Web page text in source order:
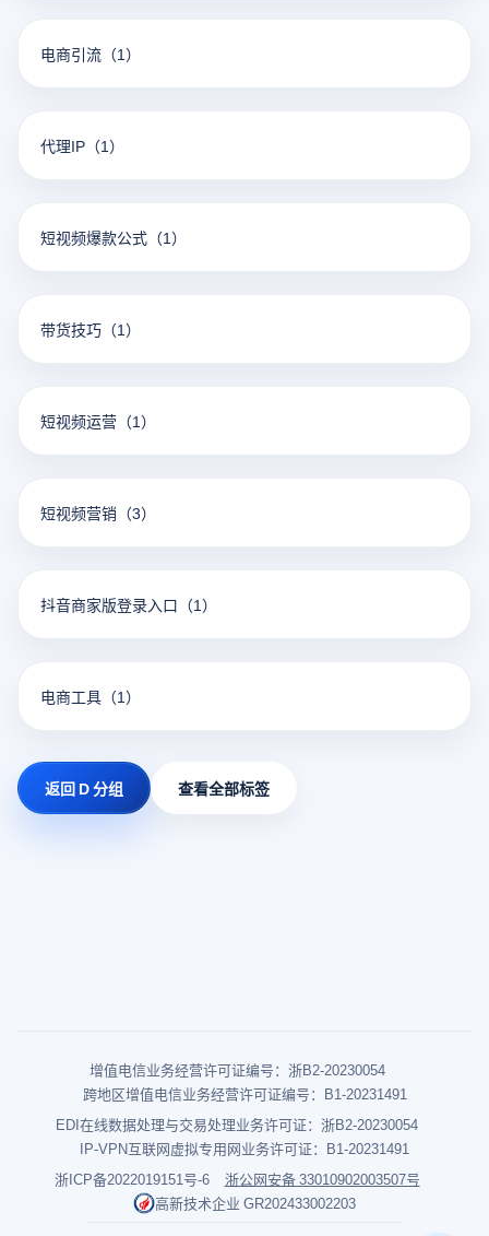
电商引流 （1）
代理IP （1）
短视频爆款公式 （1）
带货技巧 （1）
短视频运营 （1）
短视频营销 （3）
抖音商家版登录入口 （1）
电商工具 （1）
返回 D 分组 查看全部标签
增值电信业务经营许可证编号：浙B2-20230054
跨地区增值电信业务经营许可证编号：B1-20231491
EDI在线数据处理与交易处理业务许可证：浙B2-20230054
IP-VPN互联网虚拟专用网业务许可证：B1-20231491
浙ICP备2022019151号-6
浙公网安备 33010902003507号
高新技术企业 GR202433002203